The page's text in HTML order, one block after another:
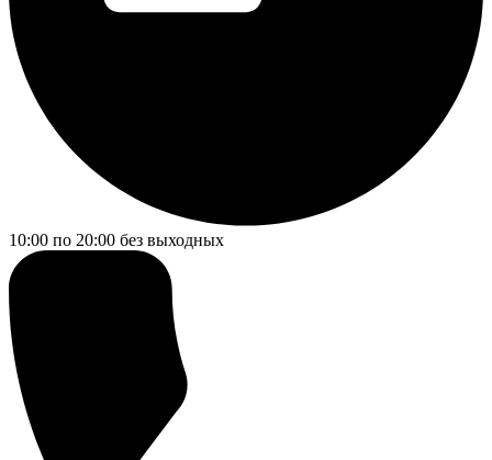
10:00 по 20:00 без выходных